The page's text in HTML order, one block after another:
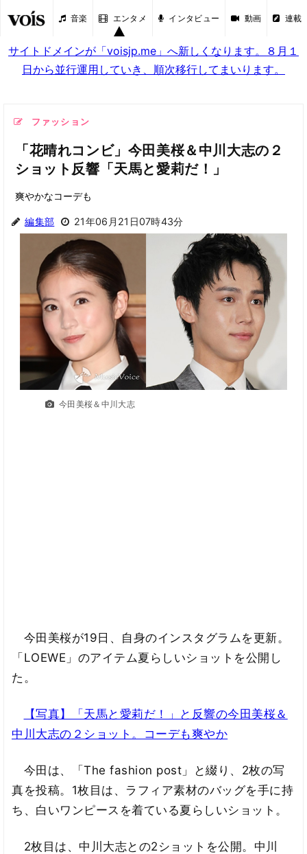
音楽 エンタメ インタビュー 動画 連載
サイトドメインが「voisjp.me」へ新しくなります。８月１
日から並行運用していき、順次移行してまいります。
ファッション
「花晴れコンビ」今田美桜＆中川大志の２
ショット反響「天馬と愛莉だ！」
爽やかなコーデも
編集部 21年06月21日07時43分
今田美桜＆中川大志
今田美桜が19日、自身のインスタグラムを更新。
「LOEWE」のアイテム夏らしいショットを公開し
た。
【写真】「天馬と愛莉だ！」と反響の今田美桜＆
中川大志の２ショット。コーデも爽やか
今田は、「The fashion post」と綴り、2枚の写
真を投稿。1枚目は、ラフィア素材のバッグを手に持
ち、白いワンピースを着ている夏らしいショット。
2枚目は、中川大志との2ショットを公開。中川